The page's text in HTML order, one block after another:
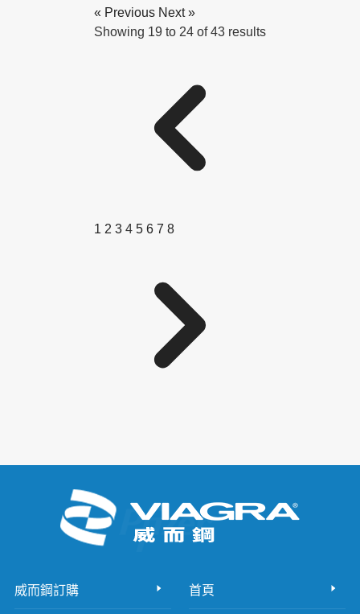
« Previous Next »
Showing 19 to 24 of43 results
1 2 3 4 5 6 7 8
威而鋼訂購 首頁